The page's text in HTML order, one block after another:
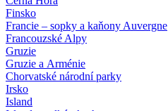
Finsko
Francie – sopky a kaňony Auvergne
Francouzské Alpy
Gruzie
Gruzie a Arménie
Chorvatské národní parky
Irsko
Island